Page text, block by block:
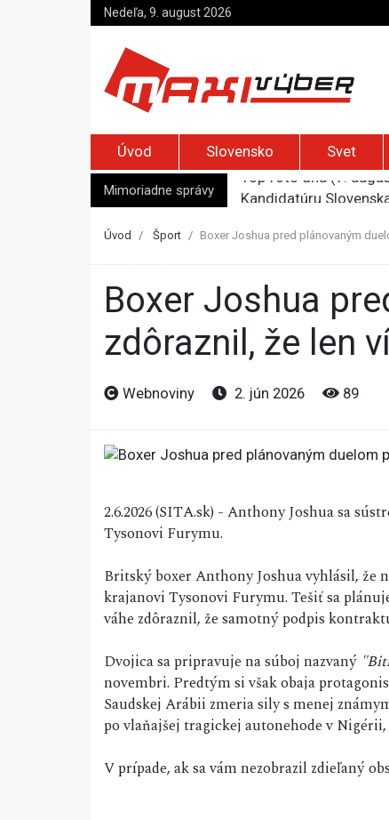
Nedeľa, 9. august 2026
Úvod Slovensko Svet
Mimoriadne správy
Top foto dňa (7.
Kandidatúru
Pápež Lev XIV. sa vo
Úvod Šport Boxer Joshua pred plánovaným
Boxer Joshua pred plánovaným duelom proti Furymu
zdôraznil, že len
Webnoviny 2. jún 2026 89
2.6.2026 (SITA.sk) - Anthony Joshua sa
Tysonovi Furymu.
Britský boxer Anthony Joshua vyhlásil, že
krajanovi Tysonovi Furymu. Tešiť sa
váhe zdôraznil, že samotný podpis
Dvojica sa pripravuje na súboj nazvaný
novembri. Predtým si však obaja
Saudskej Arábii zmeria sily s menej
po vlaňajšej tragickej autonehode v
V prípade, ak sa vám nezobrazil zdieľaný